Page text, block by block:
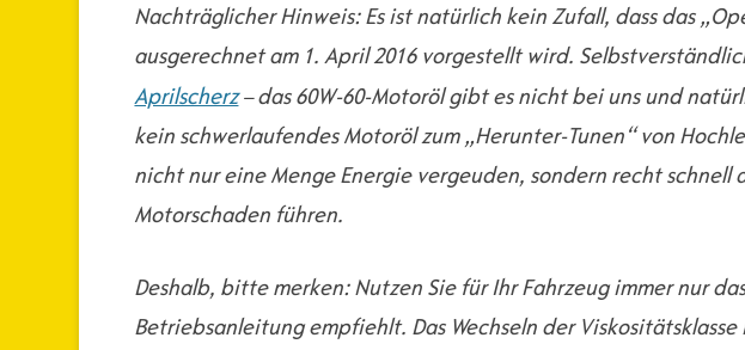
Nachträglicher Hinweis: Es ist natürlich kein Zufall, dass das
ausgerechnet am 1. April 2016 vorgestellt wird.
Aprilscherz– das 60W-60-Motoröl gibt es nicht bei uns und
kein schwerlaufendes Motoröl zum „Herunter-Tunen“ von
nicht nur eine Menge Energie vergeuden, sondern recht schnell
Motorschaden führen.
Deshalb, bitte merken: Nutzen Sie für Ihr Fahrzeug immer nur
Betriebsanleitung empfiehlt. Das Wechseln der